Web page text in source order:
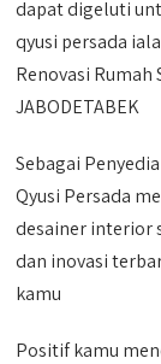
dapat digeluti
qyusi persada
Renovasi
JABODETABEK
Sebagai
Qyusi Persada
desainer interior
dan inovasi
kamu
Positif kamu